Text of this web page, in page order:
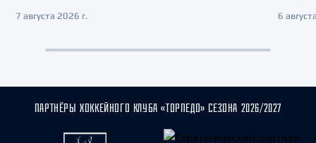
7 августа 2026 г. 6
ПАРТНЁРЫ ХОККЕЙНОГО КЛУБА «ТОРПЕДО» СЕЗОНА 2026/2027